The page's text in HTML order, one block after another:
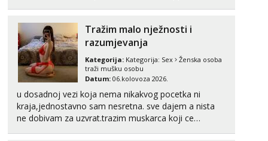
Tel:064/677-677- Kod: #87
Zara
Čekam tvoj poziv!
064/677-677 - Kod: #123
tel:0,93€ - mob:1,12€ min
Anđela
Čekam tvoj poziv!
Tel:064/677-677- Kod: #142
Tražim malo nježnosti i
razumjevanja
Kategorija: Kategorija: Sex
Ženska osoba
traži mušku osobu
Datum: 06.kolovoza 2026.
u dosadnoj vezi koja nema nikakvog pocetka ni
kraja,jednostavno sam nesretna. sve dajem a nista
ne dobivam za uzvrat.trazim muskarca koji ce